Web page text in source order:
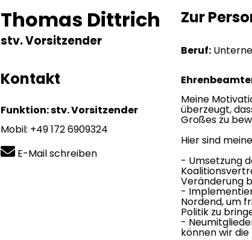
Thomas Dittrich
stv. Vorsitzender
Kontakt
Funktion: stv. Vorsitzender
Mobil: +49 172 6909324
E-Mail schreiben
Zur
Beruf:
Meine
überzeugt,
Großes zu
Hier sind
- Umsetzung
Veränderung
-
Nordend, um
Politik zu
-
können wir